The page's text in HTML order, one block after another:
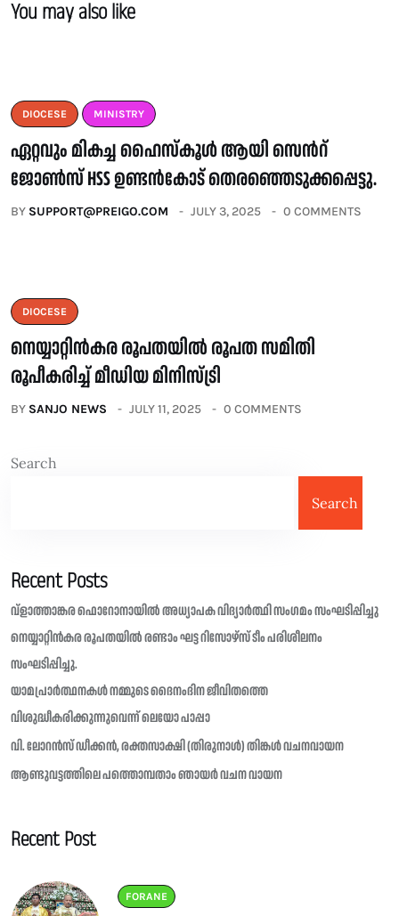
You may also like
DIOCESE MINISTRY
ഏറ്റവും മികച്ച ഹൈസ്കൂൾ ആയി സെൻറ്
ജോൺസ് HSS ഉണ്ടൻകോട് തെരഞ്ഞെടുക്കപ്പെട്ടു.
BY SUPPORT@PREIGO.COM JULY 3, 2025 0 COMMENTS
DIOCESE
നെയ്യാറ്റിൻകര രൂപതയിൽ രൂപത സമിതി
രൂപീകരിച്ച് മീഡിയ മിനിസ്ട്രി
BY SANJO NEWS JULY 11, 2025 0 COMMENTS
Search
Search
Recent Posts
വ്ളാത്താങ്കര ഫൊറോനായിൽ അധ്യാപക വിദ്യാർത്ഥി സംഗമം സംഘടിപ്പിച്ചു
നെയ്യാറ്റിൻകര രൂപതയിൽ രണ്ടാം ഘട്ട റിസോഴ്സ് ടീം പരിശീലനം
സംഘടിപ്പിച്ചു.
യാമപ്രാർത്ഥനകൾ നമ്മുടെ ദൈനംദിന ജീവിതത്തെ
വിശുദ്ധീകരിക്കുന്നുവെന്ന് ലെയോ പാപ്പാ
വി. ലോറൻസ് ഡീക്കൻ, രക്തസാക്ഷി (തിരുനാൾ) തിങ്കൾ വചനവായന
ആണ്ടുവട്ടത്തിലെ പത്തൊമ്പതാം ഞായർ വചന വായന
Recent Post
FORANE